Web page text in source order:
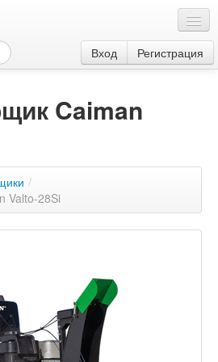
Вход Регистрация
Caiman
/
Valto-28Si